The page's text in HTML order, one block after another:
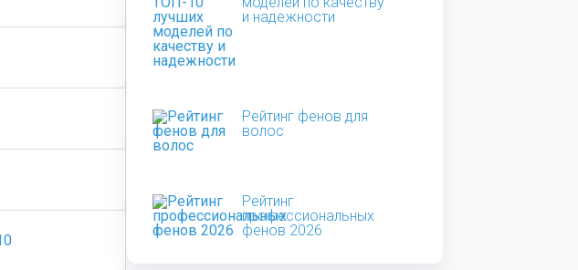
и надежности
Рейтинг фенов для
волос
Рейтинг
профессиональных
фенов 2026